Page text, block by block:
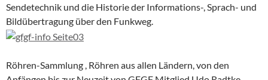
Sendetechnik und die Historie der Informations-, Sprach- und
Bildübertragung über den Funkweg.
Röhren-Sammlung , Röhren aus allen Ländern, von den